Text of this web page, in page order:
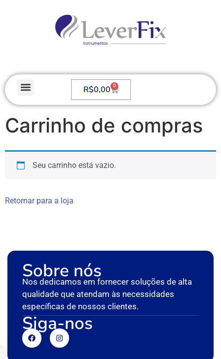
R$0,00 0
Carrinho de compras
Seu carrinho está vazio.
Retornar para a loja
Sobre nós
Nos dedicamos em fornecer soluções de alta
qualidade que atendam às necessidades
específicas de nossos clientes.
Siga-nos